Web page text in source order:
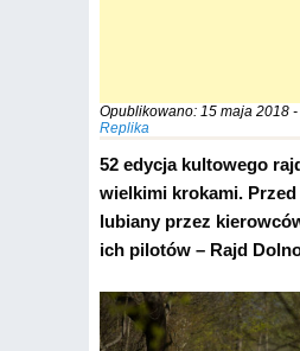
Opublikowano: 15 maja 2018
Replika
52 edycja kultowego
wielkimi krokami.
lubiany przez
ich pilotów – Rajd